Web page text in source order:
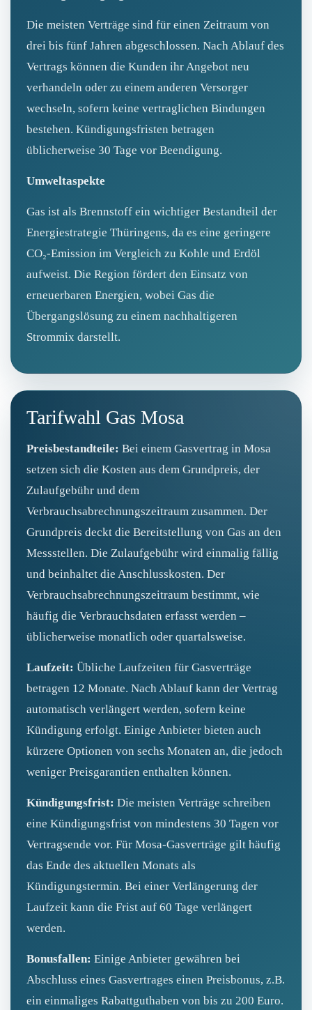
Die meisten Verträge sind für einen Zeitraum von
drei bis fünf Jahren abgeschlossen. Nach Ablauf des
Vertrags können die Kunden ihr Angebot neu
verhandeln oder zu einem anderen Versorger
wechseln, sofern keine vertraglichen Bindungen
bestehen. Kündigungsfristen betragen
üblicherweise 30 Tage vor Beendigung.
Umweltaspekte
Gas ist als Brennstoff ein wichtiger Bestandteil der
Energiestrategie Thüringens, da es eine geringere
CO₂‑Emission im Vergleich zu Kohle und Erdöl
aufweist. Die Region fördert den Einsatz von
erneuerbaren Energien, wobei Gas die
Übergangslösung zu einem nachhaltigeren
Strommix darstellt.
Tarifwahl Gas Mosa
Preisbestandteile: Bei einem Gasvertrag in Mosa
setzen sich die Kosten aus dem Grundpreis, der
Zulaufgebühr und dem
Verbrauchsabrechnungszeitraum zusammen. Der
Grundpreis deckt die Bereitstellung von Gas an den
Messstellen. Die Zulaufgebühr wird einmalig fällig
und beinhaltet die Anschlusskosten. Der
Verbrauchsabrechnungszeitraum bestimmt, wie
häufig die Verbrauchsdaten erfasst werden –
üblicherweise monatlich oder quartalsweise.
Laufzeit: Übliche Laufzeiten für Gasverträge
betragen 12 Monate. Nach Ablauf kann der Vertrag
automatisch verlängert werden, sofern keine
Kündigung erfolgt. Einige Anbieter bieten auch
kürzere Optionen von sechs Monaten an, die jedoch
weniger Preisgarantien enthalten können.
Kündigungsfrist: Die meisten Verträge schreiben
eine Kündigungsfrist von mindestens 30 Tagen vor
Vertragsende vor. Für Mosa-Gasverträge gilt häufig
das Ende des aktuellen Monats als
Kündigungstermin. Bei einer Verlängerung der
Laufzeit kann die Frist auf 60 Tage verlängert
werden.
Bonusfallen: Einige Anbieter gewähren bei
Abschluss eines Gasvertrages einen Preisbonus, z.B.
ein einmaliges Rabattguthaben von bis zu 200 Euro.